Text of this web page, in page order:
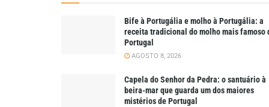
Bife à Portugália e molho à Portugália: a
receita tradicional do molho mais famoso
Portugal
AGOSTO 8, 2026
Capela do Senhor da Pedra: o santuário à
beira-mar que guarda um dos maiores
mistérios de Portugal